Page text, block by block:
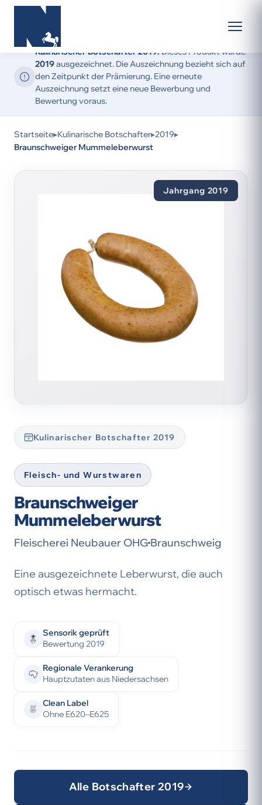
Kulinarischer Botschafter 2019:Dieses Produkt wurde
2019ausgezeichnet. Die Auszeichnung bezieht sich auf
den Zeitpunkt der Prämierung. Eine erneute
Auszeichnung setzt eine neue Bewerbung und
Bewertung voraus.
Startseite▸Kulinarische Botschafter▸2019▸
Braunschweiger Mummeleberwurst
Jahrgang 2019
Kulinarischer Botschafter 2019
Fleisch- und Wurstwaren
Braunschweiger
Mummeleberwurst
Fleischerei Neubauer OHG Braunschweig
Eine ausgezeichnete Leberwurst, die auch
optisch etwas hermacht.
Sensorik geprüft
Bewertung 2019
Regionale Verankerung
Hauptzutaten aus Niedersachsen
Clean Label
Ohne E620–E625
Alle Botschafter 2019